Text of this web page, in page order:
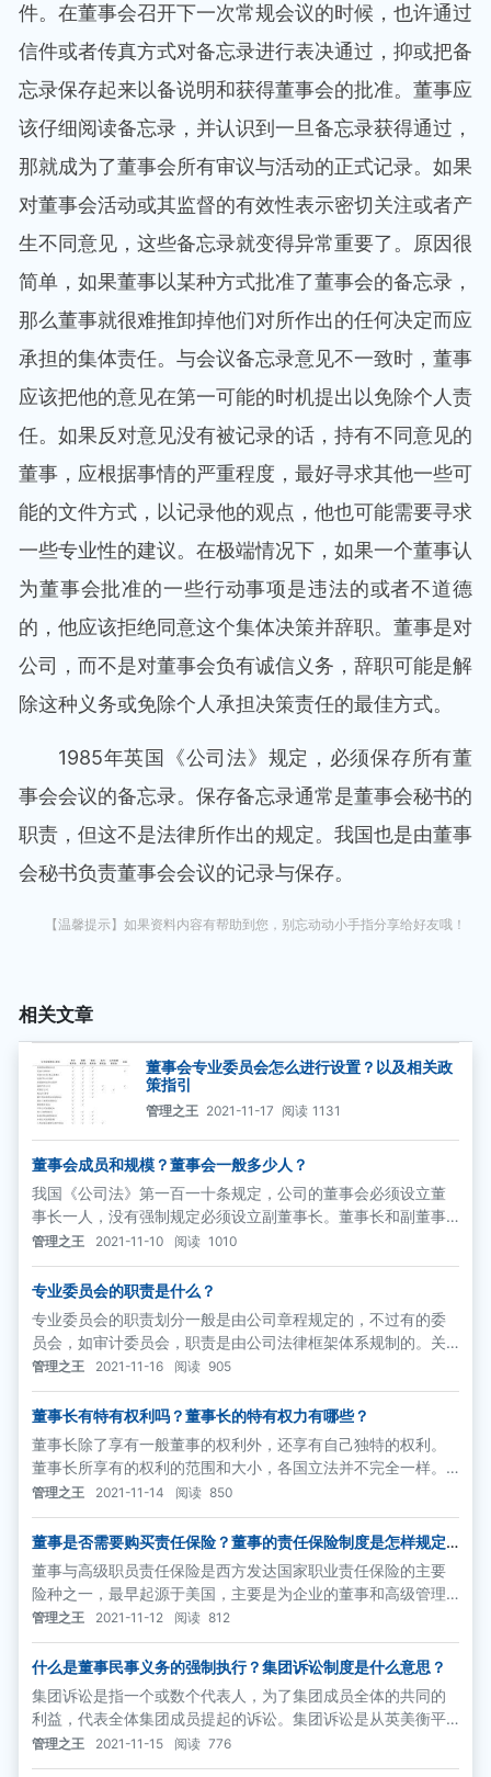
件。在董事会召开下一次常规会议的时候，也许通过
信件或者传真方式对备忘录进行表决通过，抑或把备
忘录保存起来以备说明和获得董事会的批准。董事应
该仔细阅读备忘录，并认识到一旦备忘录获得通过，
那就成为了董事会所有审议与活动的正式记录。如果
对董事会活动或其监督的有效性表示密切关注或者产
生不同意见，这些备忘录就变得异常重要了。原因很
简单，如果董事以某种方式批准了董事会的备忘录，
那么董事就很难推卸掉他们对所作出的任何决定而应
承担的集体责任。与会议备忘录意见不一致时，董事
应该把他的意见在第一可能的时机提出以免除个人责
任。如果反对意见没有被记录的话，持有不同意见的
董事，应根据事情的严重程度，最好寻求其他一些可
能的文件方式，以记录他的观点，他也可能需要寻求
一些专业性的建议。在极端情况下，如果一个董事认
为董事会批准的一些行动事项是违法的或者不道德
的，他应该拒绝同意这个集体决策并辞职。董事是对
公司，而不是对董事会负有诚信义务，辞职可能是解
除这种义务或免除个人承担决策责任的最佳方式。
1985年英国《公司法》规定，必须保存所有董
事会会议的备忘录。保存备忘录通常是董事会秘书的
职责，但这不是法律所作出的规定。我国也是由董事
会秘书负责董事会会议的记录与保存。
【温馨提示】如果资料内容有帮助到您，别忘动动小手指分享给好友哦！
相关文章
董事会专业委员会怎么进行设置？以及相关政
策指引
管理之王 2021-11-17 阅读 1131
董事会成员和规模？董事会一般多少人？
我国《公司法》第一百一十条规定，公司的董事会必须设立董
事长一人，没有强制规定必须设立副董事长。董事长和副董事
长要由董事会以全体董事的过半数选举产生。董事长负责召集
和主持董事会会议，检查董事会决议的实施情况。副董事长协
助董事长工作，董事长不能履行职务或者不履行职务的，由副
董事长履行职务;副董事长不能履行职务或者不履行职务的，由
半数以上董事共同推举一名董事履行职务。
管理之王 2021-11-10 阅读 1010
专业委员会的职责是什么？
专业委员会的职责划分一般是由公司章程规定的，不过有的委
员会，如审计委员会，职责是由公司法律框架体系规制的。关
于各个专业委员会的设置、作用以及主要职责简要介绍如下。
管理之王 2021-11-16 阅读 905
董事长有特有权利吗？董事长的特有权力有哪些？
董事长除了享有一般董事的权利外，还享有自己独特的权利。
董事长所享有的权利的范围和大小，各国立法并不完全一样。
在法国，董事会授权董事长行使董事会几乎全部权力，在不违
反法律法规授予董事会权利的前提下，董事长享有代表公司进
行活动的充分权力，并且董事长对公司的管理事务承担完全责
任。在德国，董事长仅为董事会议的召集和主持人，除此没有
优于一般董事的其他权利。
管理之王 2021-11-14 阅读 850
董事是否需要购买责任保险？董事的责任保险制度是怎样规定
的？
董事与高级职员责任保险是西方发达国家职业责任保险的主要
险种之一，最早起源于美国，主要是为企业的董事和高级管理
人员对第三方的经济损失应负的责任所提供的保险。
管理之王 2021-11-12 阅读 812
什么是董事民事义务的强制执行？集团诉讼制度是什么意思？
集团诉讼是指一个或数个代表人，为了集团成员全体的共同的
利益，代表全体集团成员提起的诉讼。集团诉讼是从英美衡平
法上发展而来的一种独特的诉讼制度，用于处理大量产生于同
一事件的类似诉讼请求。它分两大类，一类是诉讼请求较小的
管理之王 2021-11-15 阅读 776